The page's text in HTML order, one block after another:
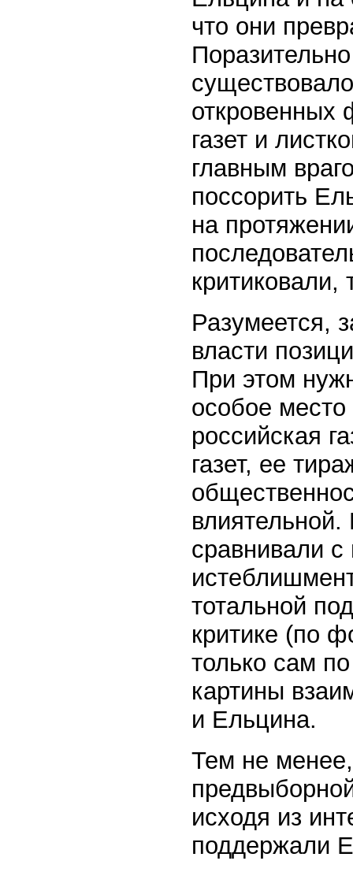
что они
откровенных
газет и
главным
поссорить
на
критиковали,
Разумеется,
власти
При этом
особое
российская
газет, ее
сравнивали с
тотальной
критике (по
только сам
картины
и Ельцина.
Тем не
исходя из
поддержали